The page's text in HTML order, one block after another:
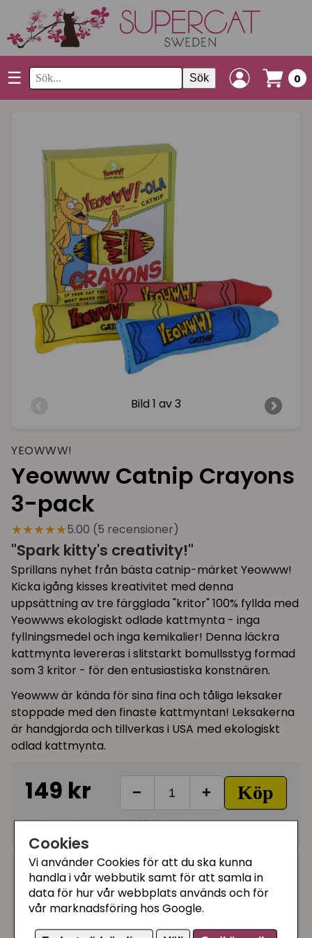
Cookies
Vi använder Cookies för att du ska kunna
handla i vår webbutik samt för att samla in
data för hur vår webbplats används och för
vår marknadsföring hos Google.
☰ Sök 0
Bild 1 av 3
YEOWWW!
Yeowww Catnip Crayons
3-pack
★★★★★5.00 (5 recensioner)
"Spark kitty's creativity!"
Sprillans nyhet från bästa catnip-märket Yeowww!
Kicka igång kisses kreativitet med denna
uppsättning av tre färgglada "kritor" 100% fyllda med
Yeowwws ekologiskt odlade kattmynta - inga
fyllningsmedel och inga kemikalier! Denna läckra
kattmynta levereras i slitstarkt bomullsstyg formad
som 3 kritor - för den entusiastiska konstnären.
Yeowww är kända för sina fina och tåliga leksaker
stoppade med den finaste kattmyntan! Leksakerna
är handgjorda och tillverkas i USA med ekologiskt
odlad kattmynta.
149 kr − + Köp
Ej i lager, leveranstid 10-14 vardagar
Kategorier:
Kattmyntaleksaker
Artikelnummer:854553